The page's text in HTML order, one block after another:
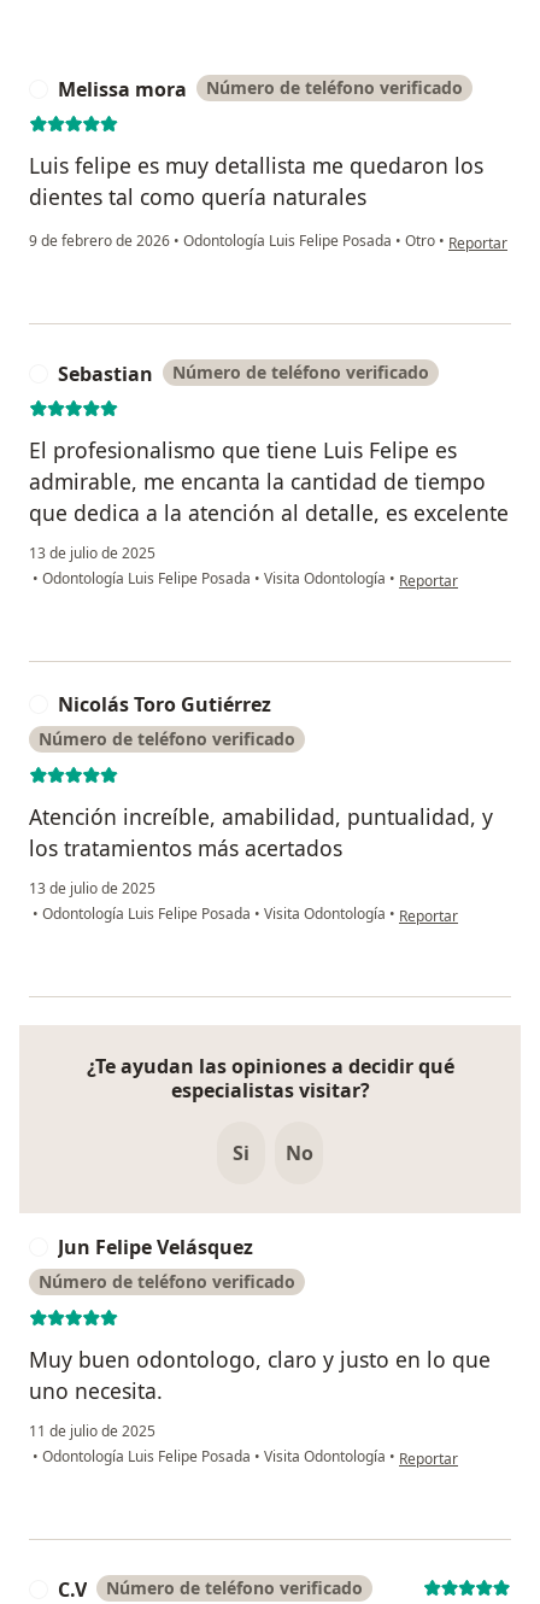
Melissa mora Número de teléfono verificado
Luis felipe es muy detallista me quedaron los
dientes tal como quería naturales
9 de febrero de 2026 • Odontología Luis Felipe Posada • Otro • en opinión
Reportar
Sebastian Número de teléfono verificado
El profesionalismo que tiene Luis Felipe es
admirable, me encanta la cantidad de tiempo
que dedica a la atención al detalle, es excelente
13 de julio de 2025
• Odontología Luis Felipe Posada • Visita Odontología • en opinión del
Reportar
Nicolás Toro Gutiérrez
Número de teléfono verificado
Atención increíble, amabilidad, puntualidad, y
los tratamientos más acertados
13 de julio de 2025
• Odontología Luis Felipe Posada • Visita Odontología • en opinión del
Reportar
¿Te ayudan las opiniones a decidir qué
especialistas visitar?
Si No
Jun Felipe Velásquez
Número de teléfono verificado
Muy buen odontologo, claro y justo en lo que
uno necesita.
11 de julio de 2025
• Odontología Luis Felipe Posada • Visita Odontología • en opinión del
Reportar
C.V Número de teléfono verificado